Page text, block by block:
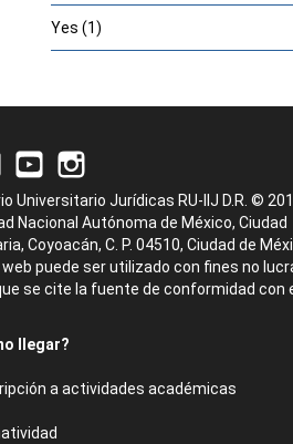
Yes (1)
Universitario Jurídicas RU-IIJ D.R. ©
Nacional Autónoma de México, Ciudad
Coyoacán, C. P. 04510, Ciudad de
puede ser utilizado con fines no
se cite la fuente de conformidad con
llegar?
a actividades académicas